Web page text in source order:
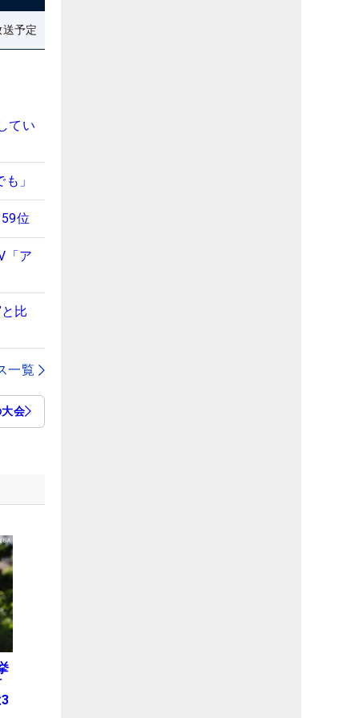
予定
てい
」
位
「ア
比
一覧
会